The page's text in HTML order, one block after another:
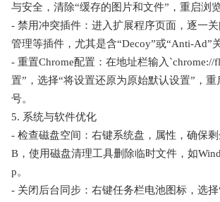
与安全，清除“缓存的图片和文件”，重启浏
- 禁用冲突插件：进入扩展程序页面，逐一
管理等插件，尤其是含“Decoy”或“Anti-Ad”
- 重置Chrome配置：在地址栏输入`chrome://
置”，选择“将设置还原为原始默认设置”，
号。
5. 系统与软件优化
- 检查磁盘空间：右键系统盘，属性，确保
B，使用磁盘清理工具删除临时文件，如
p。
- 关闭后台同步：右键任务栏电池图标，选择